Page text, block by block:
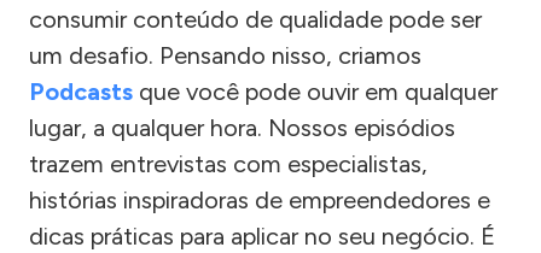
consumir conteúdo de qualidade pode ser
um desafio. Pensando nisso, criamos
Podcasts que você pode ouvir em qualquer
lugar, a qualquer hora. Nossos episódios
trazem entrevistas com especialistas,
histórias inspiradoras de empreendedores e
dicas práticas para aplicar no seu negócio. É